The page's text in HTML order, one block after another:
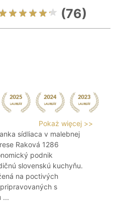
(76)
Pokaż więcej >>
sídliaca v malebnej
Raková 1286
podnik
slovenskú kuchyňu.
na poctivých
s
...